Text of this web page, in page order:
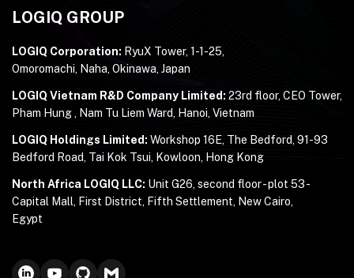
LOGIQ GROUP
LOGIQ Corporation: RyuX Tower, 1-1-25,
Omoromachi, Naha, Okinawa, Japan
LOGIQ Vietnam R&D Company Limited: 23rd floor, CEO Tower,
Pham Hung , Nam Tu Liem Ward, Hanoi, Vietnam
LOGIQ Holdings Limited: Workshop 16E, The Bedford, 91-93
Bedford Road, Tai Kok Tsui, Kowloon, Hong Kong
North Africa LOGIQ LLC: Unit G26, second floor - plot 53 -
Capital Mall, First District, Fifth Settlement, New Cairo,
Egypt